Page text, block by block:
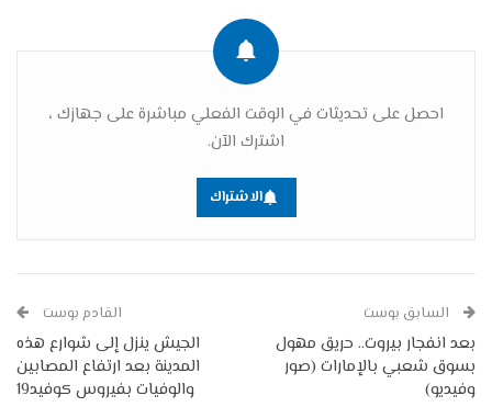
احصل على تحديثات في الوقت الفعلي مباشرة على جهازك ،
اشترك الآن.
الاشتراك
السابق بوست
بعد انفجار بيروت.. حريق مهول
بسوق شعبي بالإمارات (صور
وفيديو)
القادم بوست
الجيش ينزل إلى شوارع هذه
المدينة بعد ارتفاع المصابين
والوفيات بفيروس كوفيد19